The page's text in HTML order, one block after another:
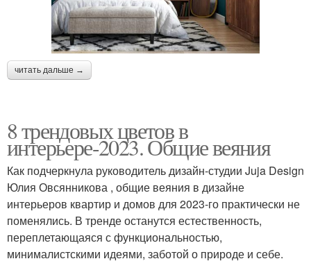
читать дальше →
8 трендовых цветов в
интерьере-2023. Общие веяния
Как подчеркнула руководитель дизайн-студии Juja Design
Юлия Овсянникова , общие веяния в дизайне
интерьеров квартир и домов для 2023-го практически не
поменялись. В тренде останутся естественность,
переплетающаяся с функциональностью,
минималистскими идеями, заботой о природе и себе.